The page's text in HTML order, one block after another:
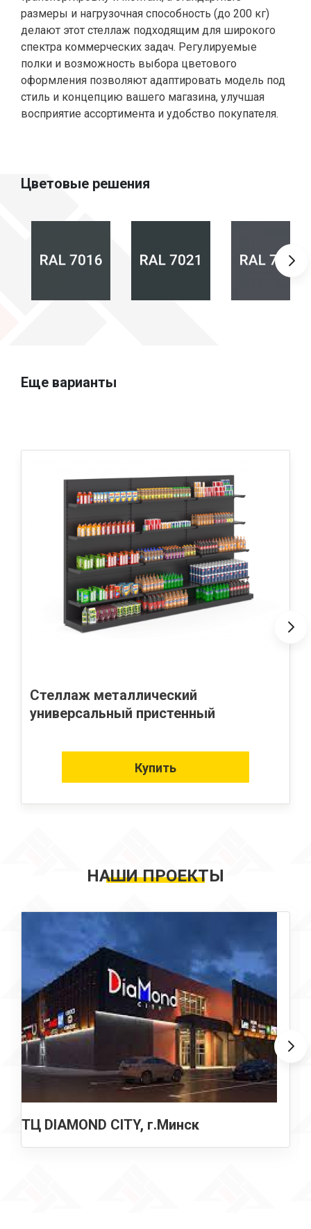
размеры и нагрузочная способность (до 200 кг)
делают этот стеллаж подходящим для широкого
спектра коммерческих задач. Регулируемые
полки и возможность выбора цветового
оформления позволяют адаптировать модель под
стиль и концепцию вашего магазина, улучшая
восприятие ассортимента и удобство покупателя.
Цветовые решения
Еще варианты
Стеллаж металлический
универсальный пристенный
Купить
НАШИ ПРОЕКТЫ
ТЦ DIAMOND CITY, г.Минск